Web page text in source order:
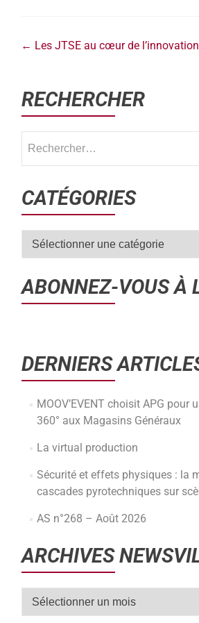
← Les JTSE au cœur de l’innovation
RECHERCHER
CATÉGORIES
ABONNEZ-VOUS À
DERNIERS
MOOV’EVENT choisit APG pour
360° aux Magasins Généraux
La virtual production
Sécurité et effets physiques : la
cascades pyrotechniques sur
AS n°268 – Août 2026
ARCHIVES